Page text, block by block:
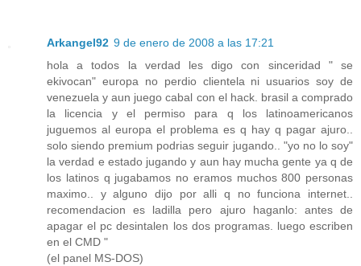
Arkangel92 9 de enero de 2008 a las 17:21
hola a todos la verdad les digo con sinceridad " se
ekivocan" europa no perdio clientela ni usuarios soy de
venezuela y aun juego cabal con el hack. brasil a comprado
la licencia y el permiso para q los latinoamericanos
juguemos al europa el problema es q hay q pagar ajuro..
solo siendo premium podrias seguir jugando.. "yo no lo soy"
la verdad e estado jugando y aun hay mucha gente ya q de
los latinos q jugabamos no eramos muchos 800 personas
maximo.. y alguno dijo por alli q no funciona internet..
recomendacion es ladilla pero ajuro haganlo: antes de
apagar el pc desintalen los dos programas. luego escriben
en el CMD "
(el panel MS-DOS)